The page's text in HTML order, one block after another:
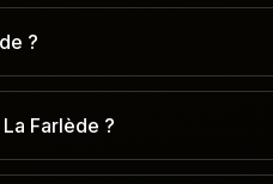
?
Farlède ?